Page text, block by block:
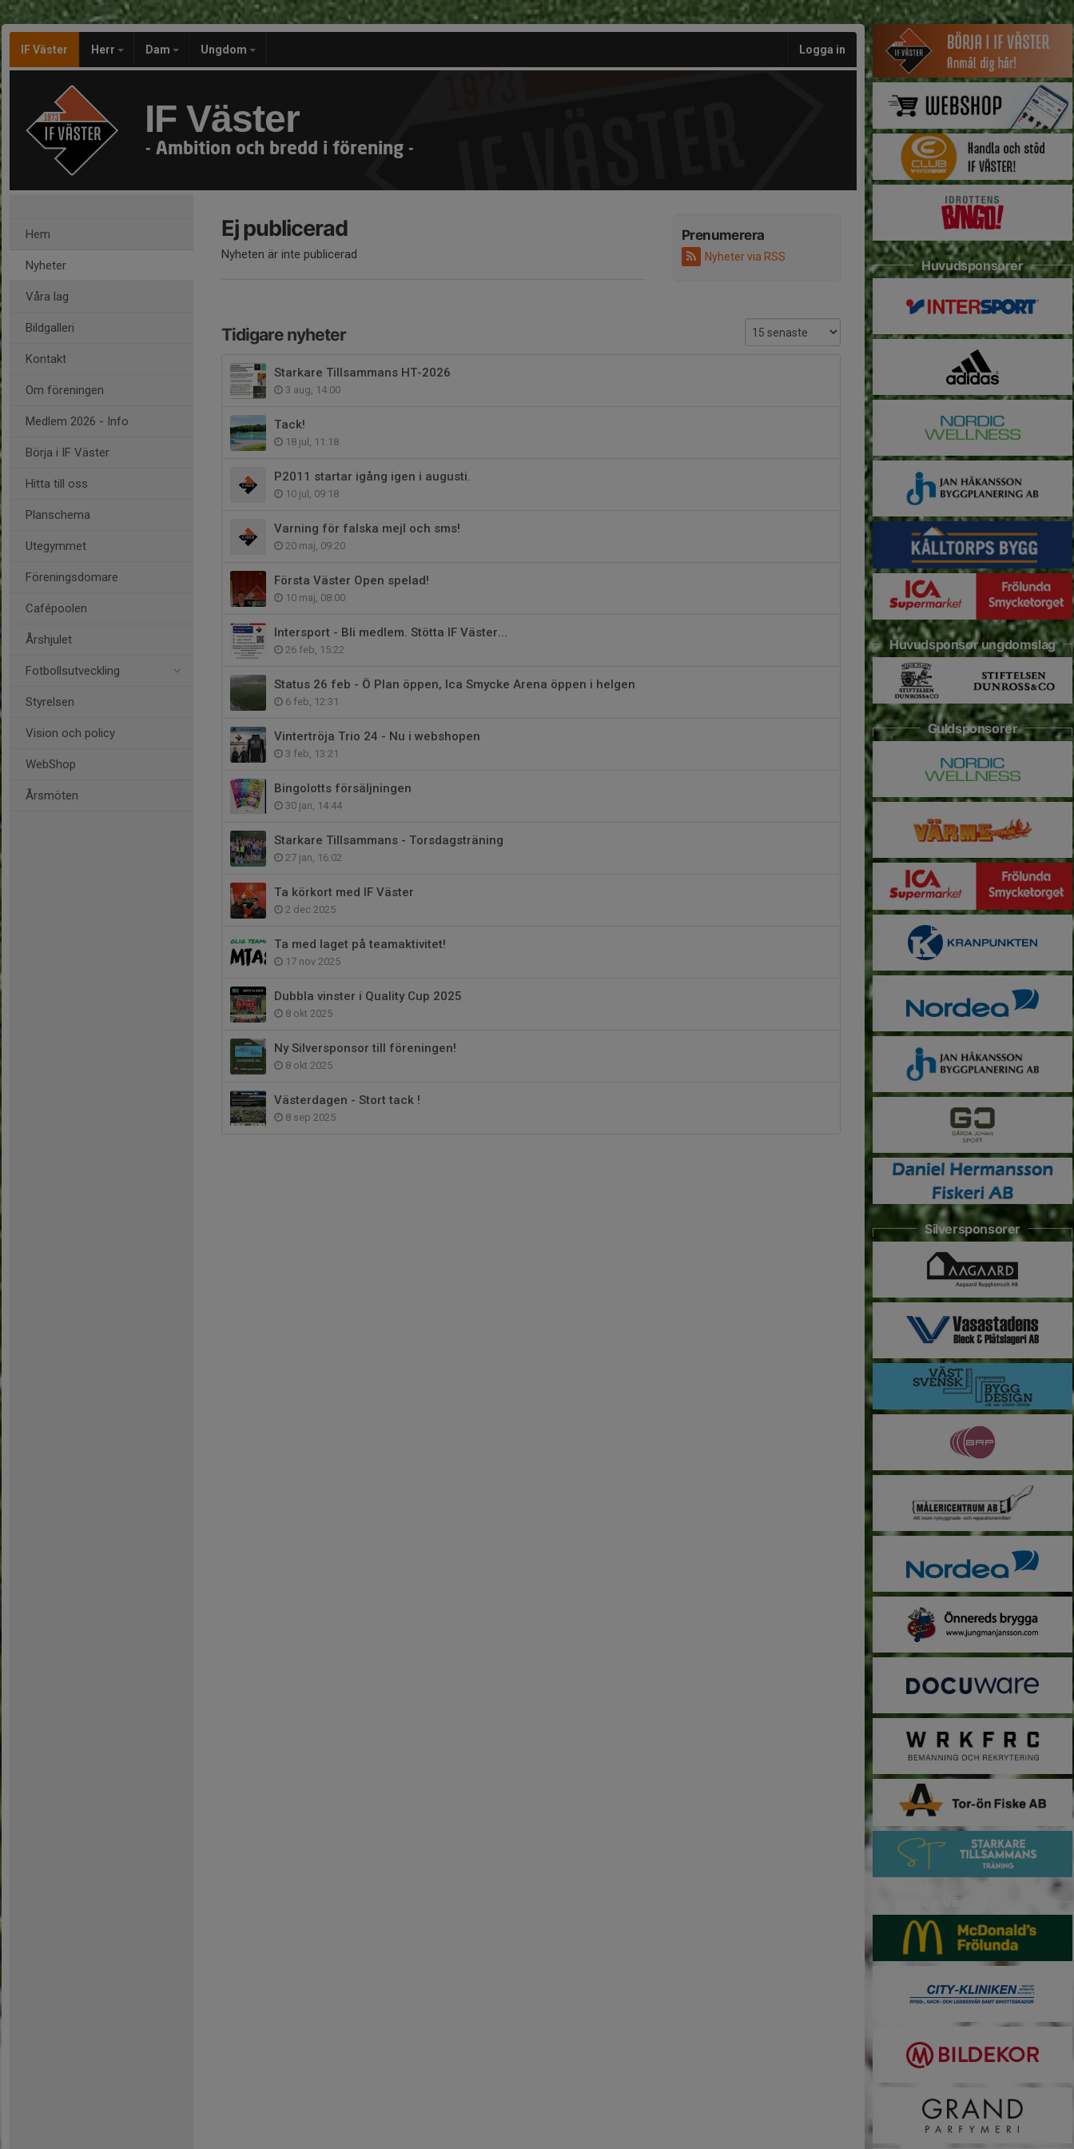
IF Väster Herr Dam Ungdom Logga in
IF Väster
- Ambition och bredd i förening -
Hem
Nyheter
Våra lag
Bildgalleri
Kontakt
Om föreningen
Medlem 2026 - Info
Börja i IF Väster
Hitta till oss
Planschema
Utegymmet
Föreningsdomare
Cafépoolen
Årshjulet
Fotbollsutveckling
Styrelsen
Vision och policy
WebShop
Årsmöten
Prenumerera
Nyheter via RSS
Ej publicerad
Nyheten är inte publicerad
Tidigare nyheter
Starkare Tillsammans HT-2026
3 aug, 14:00
Tack!
18 jul, 11:18
P2011 startar igång igen i augusti.
10 jul, 09:18
Varning för falska mejl och sms!
20 maj, 09:20
Första Väster Open spelad!
10 maj, 08:00
Intersport - Bli medlem. Stötta IF Väster...
26 feb, 15:22
Status 26 feb - Ö Plan öppen, Ica Smycke Arena öppen i helgen
6 feb, 12:31
Vintertröja Trio 24 - Nu i webshopen
3 feb, 13:21
Bingolotts försäljningen
30 jan, 14:44
Starkare Tillsammans - Torsdagsträning
27 jan, 16:02
Ta körkort med IF Väster
2 dec 2025
Ta med laget på teamaktivitet!
17 nov 2025
Dubbla vinster i Quality Cup 2025
8 okt 2025
Ny Silversponsor till föreningen!
8 okt 2025
Västerdagen - Stort tack !
8 sep 2025
Huvudsponsorer
Huvudsponsor ungdomslag
Guldsponsorer
Silversponsorer